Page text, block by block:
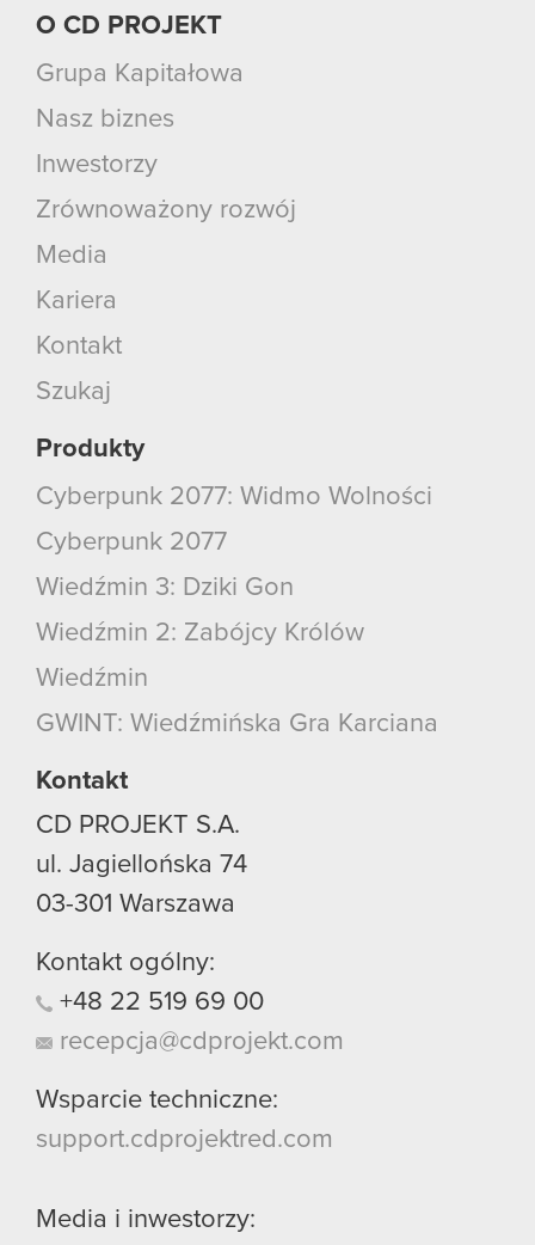
O CD PROJEKT
Grupa Kapitałowa
Nasz biznes
Inwestorzy
Zrównoważony rozwój
Media
Kariera
Kontakt
Szukaj
Produkty
Cyberpunk 2077: Widmo Wolności
Cyberpunk 2077
Wiedźmin 3: Dziki Gon
Wiedźmin 2: Zabójcy Królów
Wiedźmin
GWINT: Wiedźmińska Gra Karciana
Kontakt
CD PROJEKT S.A.
ul. Jagiellońska 74
03-301 Warszawa
Kontakt ogólny:
+48 22 519 69 00
recepcja@cdprojekt.com
Wsparcie techniczne:
support.cdprojektred.com
Media i inwestorzy: